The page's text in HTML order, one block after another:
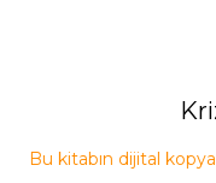
Bu kitabın dijital